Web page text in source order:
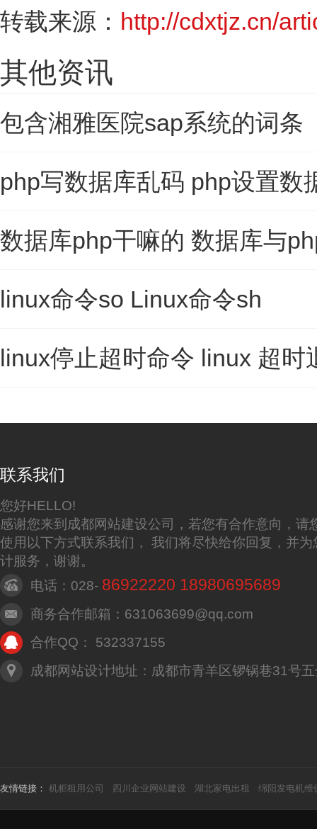
转载来源： http://cdxtjz.cn/
其他资讯
包含湘雅医院sap系统的词条
php写数据库乱码 php设置数
数据库php干嘛的 数据库与
linux命令so Linux命令sh
linux停止超时命令 linux 超时
联系我们
您好HELLO!
感谢您来到成都网站建设公司，若您有合作意向，请
使用以下方式联系我们， 我们将尽快给你回复，并
计服务，谢谢。
电话：028- 86922220 18980695689
商务合作邮箱：631063699@qq.com
合作QQ： 532337155
成都网站设计地址：成都市青羊区锣锅巷31号
友情链接： 机柜租用公司 四川企业网站建设 湖北家电出租 绵阳发电机维